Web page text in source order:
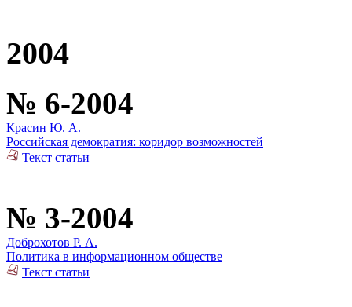
2004
№ 6-2004
Красин Ю. А.
Российская демократия: коридор возможностей
Текст статьи
№ 3-2004
Доброхотов Р. А.
Политика в информационном обществе
Текст статьи